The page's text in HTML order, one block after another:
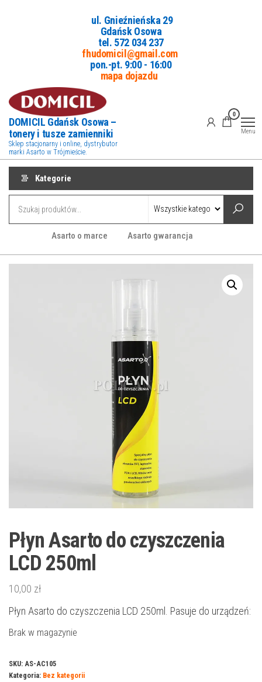
ul. Gnieźnieńska 29
Gdańsk Osowa
tel. 572 034 237
fhudomicil@gmail.com
pon.-pt. 9:00 - 16:00
mapa dojazdu
DOMICIL Gdańsk Osowa –
tonery i tusze zamienniki
Sklep stacjonarny i online, dystrybutor
marki Asarto w Trójmieście.
0
Menu
Kategorie
Asarto o marce Asarto gwarancja
Płyn Asarto do czyszczenia
LCD 250ml
10,00 zł
Płyn Asarto do czyszczenia LCD 250ml. Pasuje do urządzeń:
Brak w magazynie
SKU: AS-AC105
Kategoria: Bez kategorii